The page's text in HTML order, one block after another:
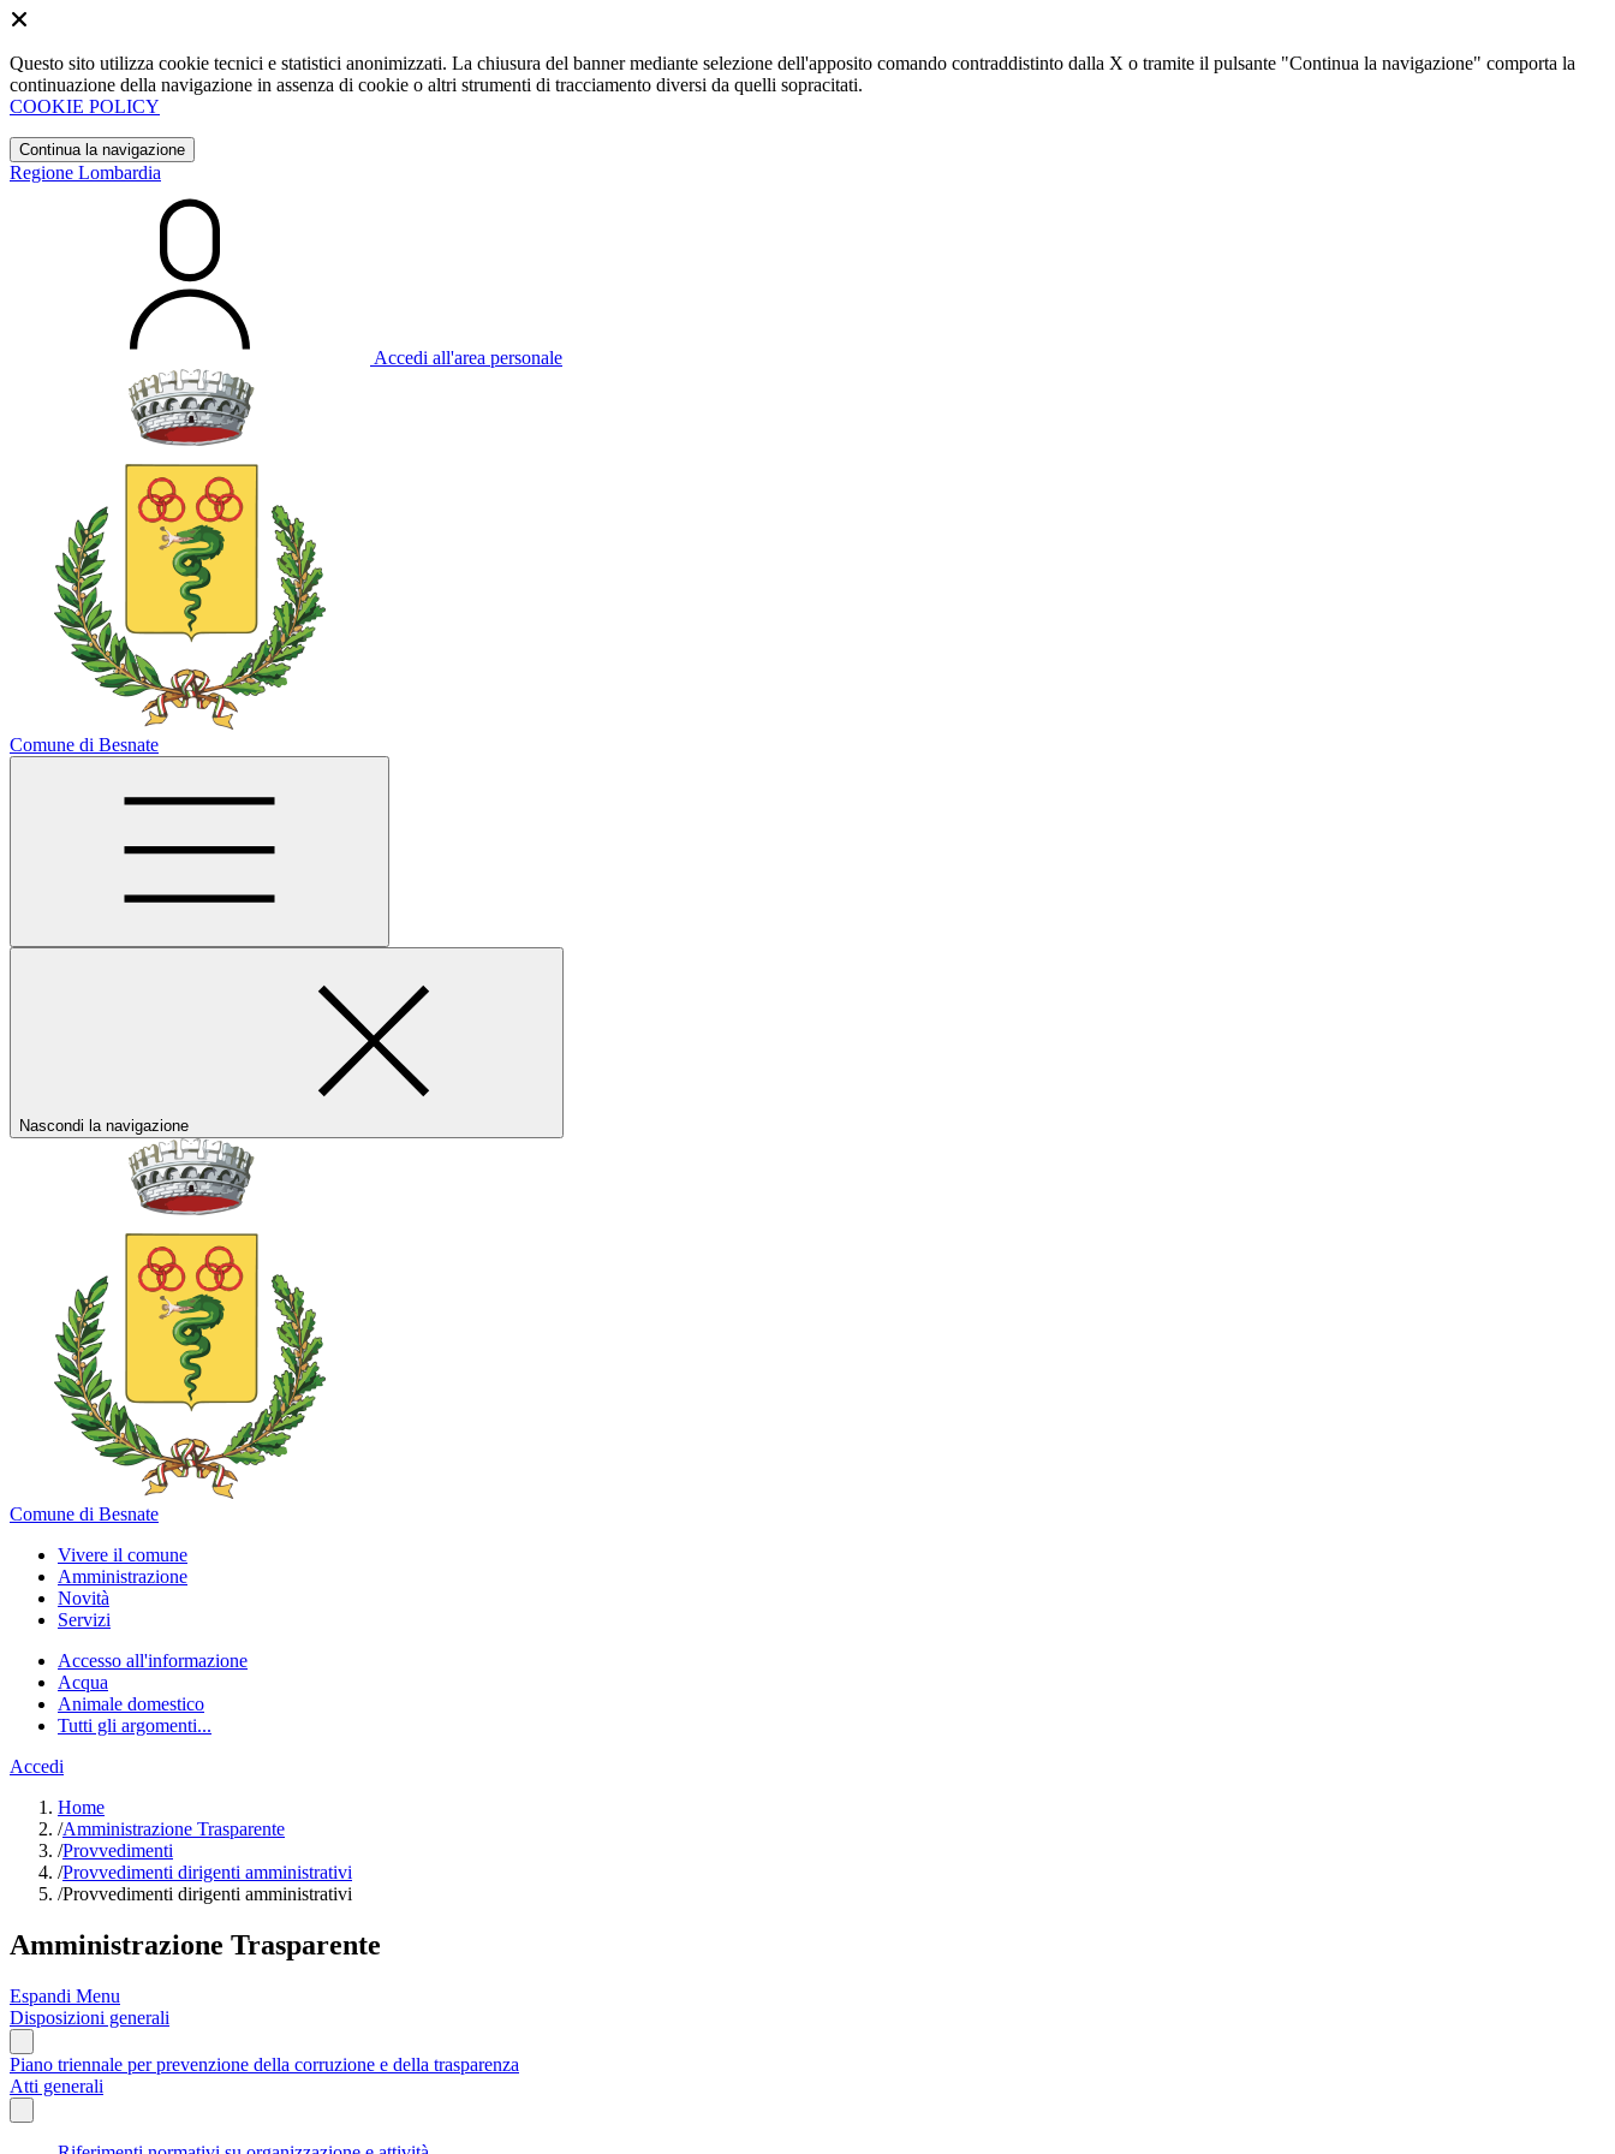
Questo sito utilizza cookie tecnici e statistici anonimizzati. La chiusura del banner mediante selezione dell'apposito comando contraddistinto dalla X o tramite il pulsante "Continua la navigazione" comporta la
continuazione della navigazione in assenza di cookie o altri strumenti di tracciamento diversi da quelli sopracitati.
COOKIE POLICY
Continua la navigazione
Regione Lombardia
Accedi all'area personale
Comune di Besnate
Nascondi la navigazione
Comune di Besnate
Vivere il comune
Amministrazione
Novità
Servizi
Accesso all'informazione
Acqua
Animale domestico
Tutti gli argomenti...
Accedi
Home
/Amministrazione Trasparente
/Provvedimenti
/Provvedimenti dirigenti amministrativi
/Provvedimenti dirigenti amministrativi
Amministrazione Trasparente
Espandi Menu
Disposizioni generali
Piano triennale per prevenzione della corruzione e della trasparenza
Atti generali